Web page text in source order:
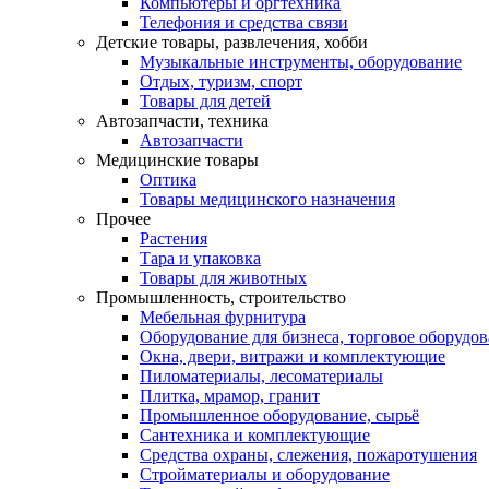
Телефония и средства связи
Детские товары, развлечения, хобби
Музыкальные инструменты, оборудование
Отдых, туризм, спорт
Товары для детей
Автозапчасти, техника
Автозапчасти
Медицинские товары
Оптика
Товары медицинского назначения
Прочее
Растения
Тара и упаковка
Товары для животных
Промышленность, строительство
Мебельная фурнитура
Оборудование для бизнеса, торговое
Окна, двери, витражи и комплектующие
Пиломатериалы, лесоматериалы
Плитка, мрамор, гранит
Промышленное оборудование, сырьё
Сантехника и комплектующие
Средства охраны, слежения, пожаротушения
Стройматериалы и оборудование